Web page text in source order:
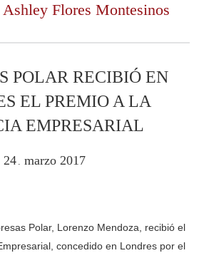
Ashley Flores Montesinos
POLAR RECIBIÓ EN
EL PREMIO A LA
EMPRESARIAL
24 . marzo 2017
Polar, Lorenzo Mendoza, recibió el
concedido en Londres por el